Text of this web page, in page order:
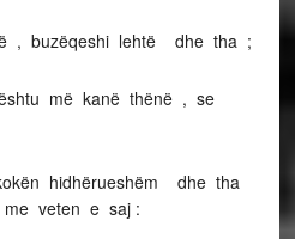
, buzëqeshi lehtë dhe tha ;
më kanë thënë , se
hidhërueshëm dhe tha
veten e saj :